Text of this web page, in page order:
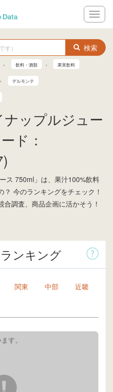
メ
ニ
ー
検索
飲料・酒類 果実飲料
デルモンテ
ップルジュー
ド：
ス 750ml」は、果汁100%飲料
今のランキングをチェック！
調査、商品企画に活かそう！
ンキング
関東 中部 近畿